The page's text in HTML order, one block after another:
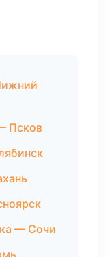
Псков
— Сочи